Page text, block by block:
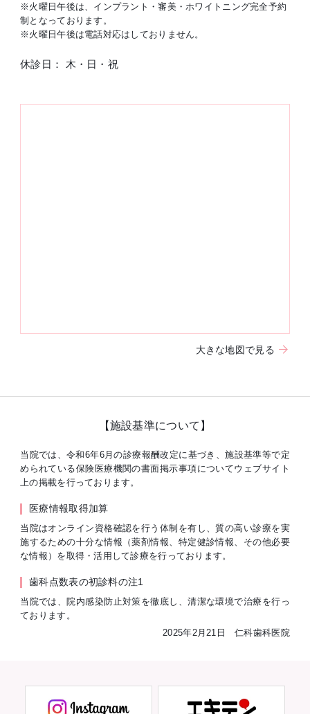
※火曜日午後は、インプラント・審美・ホワイトニング完全予約
制となっております。
※火曜日午後は電話対応はしておりません。
休診日： 木・日・祝
大きな地図で見る
【施設基準について】
当院では、令和6年6月の診療報酬改定に基づき、施設基準等で定
められている保険医療機関の書面掲示事項についてウェブサイト
上の掲載を行っております。
医療情報取得加算
当院はオンライン資格確認を行う体制を有し、質の高い診療を実
施するための十分な情報（薬剤情報、特定健診情報、その他必要
な情報）を取得・活用して診療を行っております。
歯科点数表の初診料の注1
当院では、院内感染防止対策を徹底し、清潔な環境で治療を行っ
ております。
2025年2月21日 仁科歯科医院